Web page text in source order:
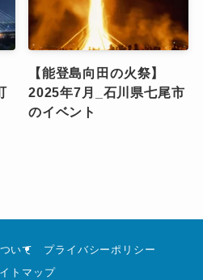
【能登島向田の火祭】
2025年7月_石川県七尾市
のイベント
いて
プライバシーポリシー
トマップ